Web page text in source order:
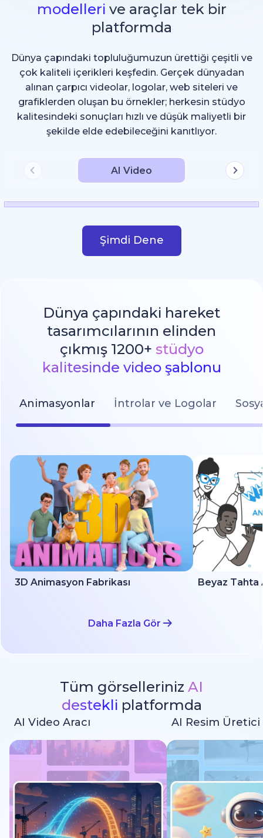
modelleri ve araçlar tek bir
platformda
Dünya çapındaki topluluğumuzun ürettiği çeşitli ve
çok kaliteli içerikleri keşfedin. Gerçek dünyadan
alınan çarpıcı videolar, logolar, web siteleri ve
grafiklerden oluşan bu örnekler; herkesin stüdyo
kalitesindeki sonuçları hızlı ve düşük maliyetli bir
şekilde elde edebileceğini kanıtlıyor.
AI Video
Şimdi Dene
Dünya çapındaki hareket
tasarımcılarının elinden
çıkmış 1200+ stüdyo
kalitesinde video şablonu
Animasyonlar İntrolar ve Logolar
3D Animasyon Fabrikası Beyaz Tahta
Daha Fazla Gör
Tüm görselleriniz AI
destekli platformda
AI Video Aracı AI Resim Üretici